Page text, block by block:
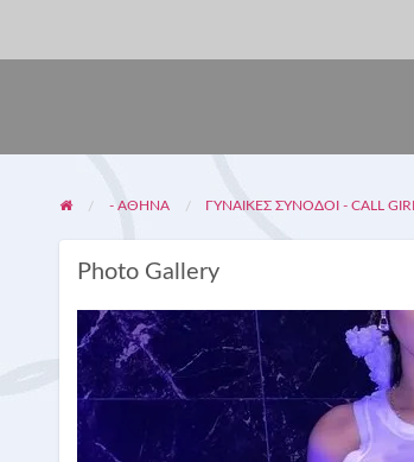
- ΑΘΗΝΑ ΓΥΝΑΊΚΕΣ ΣΥΝΟΔΟΊ - CALL GIRL
Photo Gallery